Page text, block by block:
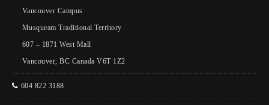
Vancouver Campus
Musqueam Traditional Territory
607 – 1871 West Mall
Vancouver, BC Canada V6T 1Z2
604 822 3188